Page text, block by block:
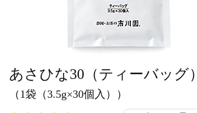
あさひな30（ティーバッグ）
（1袋（3.5g×30個入））